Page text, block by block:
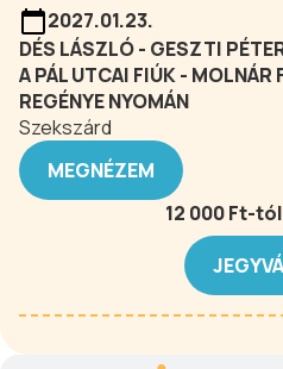
2027.01.23.
DÉS LÁSZLÓ - GESZTI
A PÁL UTCAI FIÚK - MOLNÁR
REGÉNYE NYOMÁN
Szekszárd
MEGNÉZEM
12 000 Ft-